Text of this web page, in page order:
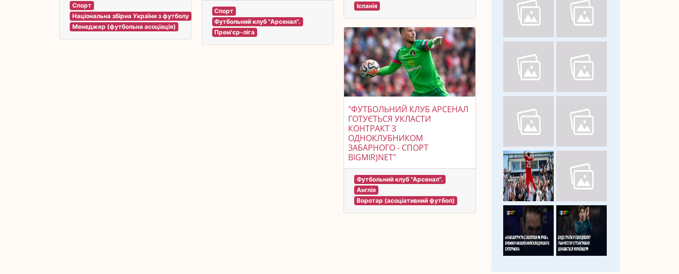
Спорт
Національна збірна України з футболу
Менеджер (футбольна асоціація)
Спорт
Футбольний клуб "Арсенал".
Прем'єр-ліга
Іспанія
"ФУТБОЛЬНИЙ КЛУБ АРСЕНАЛ
ГОТУЄТЬСЯ УКЛАСТИ
КОНТРАКТ З
ОДНОКЛУБНИКОМ
ЗАБАРНОГО - СПОРТ
BIGMIR)NET"
Футбольний клуб "Арсенал".
Англія
Воротар (асоціативний футбол)